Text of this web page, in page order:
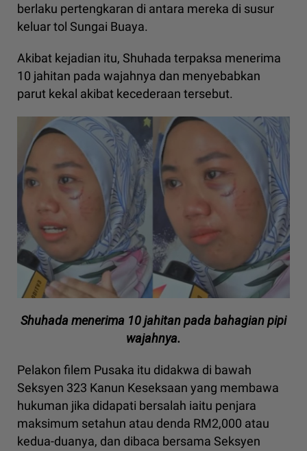
berlaku pertengkaran di antara mereka di susur
keluar tol Sungai Buaya.
Akibat kejadian itu, Shuhada terpaksa menerima
10 jahitan pada wajahnya dan menyebabkan
parut kekal akibat kecederaan tersebut.
Shuhada menerima 10 jahitan pada bahagian pipi
wajahnya.
Pelakon filem Pusaka itu didakwa di bawah
Seksyen 323 Kanun Keseksaan yang membawa
hukuman jika didapati bersalah iaitu penjara
maksimum setahun atau denda RM2,000 atau
kedua-duanya, dan dibaca bersama Seksyen